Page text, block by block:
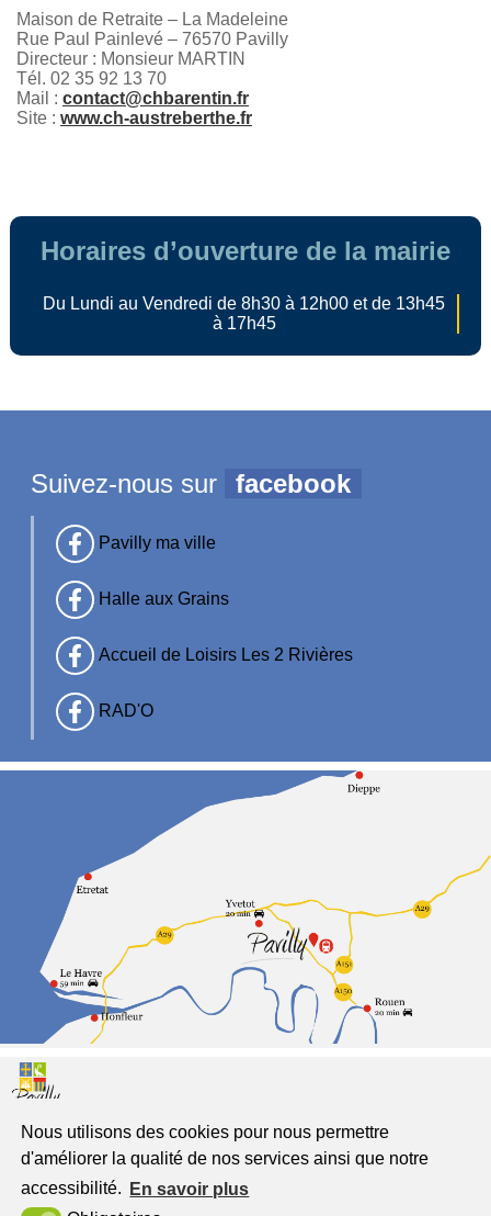
Nous utilisons des cookies pour nous permettre
d'améliorer la qualité de nos services ainsi que notre
accessibilité.
En savoir plus
Maison de Retraite – La Madeleine
Rue Paul Painlevé – 76570 Pavilly
Directeur : Monsieur MARTIN
Tél. 02 35 92 13 70
Mail : contact@chbarentin.fr
Site : www.ch-austreberthe.fr
Horaires d’ouverture de la mairie
Du Lundi au Vendredi de 8h30 à 12h00 et de 13h45
à 17h45
Suivez-nous sur facebook
Pavilly ma ville
Halle aux Grains
Accueil de Loisirs Les 2 Rivières
RAD'O
Pavilly
Jumelée à Freckenhorst